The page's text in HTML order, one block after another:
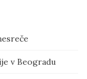
v Beogradu